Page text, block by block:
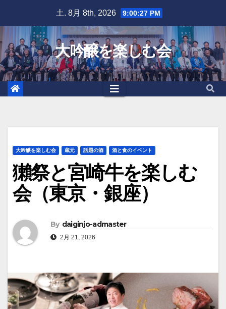
content
土. 8月 8th, 2026 9:00:28 PM
大吟醸を楽しむ会
大吟醸を楽しむ会 蔵元 話題の酒 酒と食のイベント
獺祭と宮崎牛を楽しむ
会（東京・銀座）
By daiginjo-admaster
2月 21, 2026